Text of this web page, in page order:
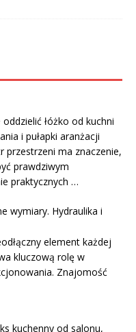
łóżko od kuchni
i pułapki aranżacji
przestrzeni ma znaczenie,
prawdziwym
praktycznych …
wymiary. Hydraulika i
element każdej
kluczową rolę w
Znajomość
kuchenny od salonu,